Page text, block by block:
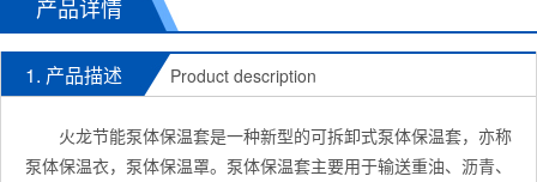
产品详情
1. 产品描述 Product description
火龙节能泵体保温套是一种新型的可拆卸式泵体保温套，亦称
泵体保温衣，泵体保温罩。泵体保温套主要用于输送重油、沥青、